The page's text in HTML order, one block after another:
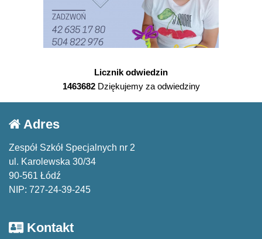
Licznik odwiedzin
1463682Dziękujemy za odwiedziny
Adres
Zespół Szkół Specjalnych nr 2
ul. Karolewska 30/34
90-561 Łódź
NIP: 727-24-39-245
Kontakt